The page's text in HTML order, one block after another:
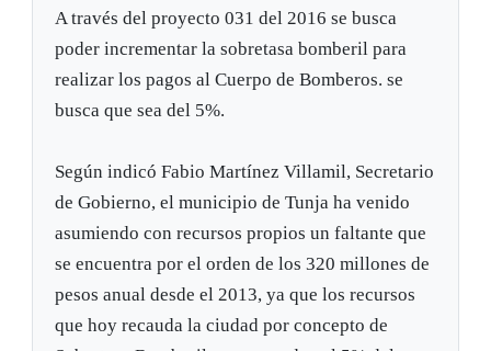
A través del proyecto 031 del 2016 se busca
poder incrementar la sobretasa bomberil para
realizar los pagos al Cuerpo de Bomberos. se
busca que sea del 5%.
Según indicó Fabio Martínez Villamil, Secretario
de Gobierno, el municipio de Tunja ha venido
asumiendo con recursos propios un faltante que
se encuentra por el orden de los 320 millones de
pesos anual desde el 2013, ya que los recursos
que hoy recauda la ciudad por concepto de